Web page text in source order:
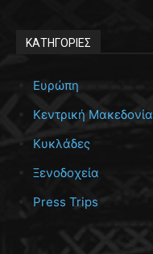
ΚΑΤΗΓΟΡΙΕΣ
Ευρώπη
Κεντρική Μακεδονία
Κυκλάδες
Ξενοδοχεία
Press Trips